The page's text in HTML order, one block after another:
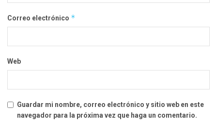
Correo electrónico *
Web
Guardar mi nombre, correo electrónico y sitio web en este
navegador para la próxima vez que haga un comentario.